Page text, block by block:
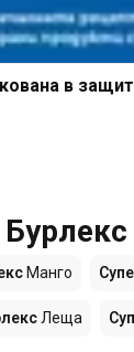
в
Манго
Леща